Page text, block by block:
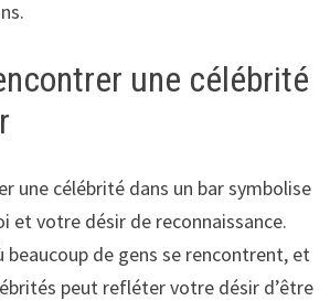
une célébrité
une célébrité dans un bar symbolise
et votre désir de reconnaissance.
beaucoup de gens se rencontrent, et
peut refléter votre désir d’être